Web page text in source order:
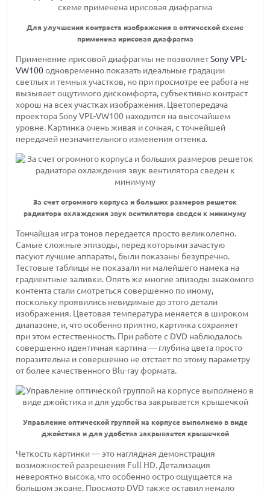
Для улучшения контраста изображения в оптической схеме
применена ирисовая диафрагма
Применение ирисовой диафрагмы не позволяетSony VPL-
VW100одновременно показать идеальные градации
светлых и темных участков, но при просмотре ее работа не
вызывает ощутимого дискомфорта, субъективно контраст
хорош на всех участках изображения. Цветопередача
проектора Sony VPL-VW100 находится на высочайшем
уровне. Картинка очень живая и сочная, с точнейшей
передачей незначительного изменения оттенка.
За счет огромного корпуса и больших размеров решеток
радиатора охлаждения звук вентилятора сведен к минимуму
Тончайшая игра тонов передается просто великолепно.
Самые сложные эпизоды, перед которыми зачастую
пасуют лучшие аппараты, были показаны безупречно.
Тестовые таблицы не показали ни малейшего намека на
градиентные заливки. Опять же многие эпизоды знакомого
контента стали смотреться совершенно по иному,
поскольку проявились невидимые до этого детали
изображения. Цветовая температура меняется в широком
диапазоне, и, что особенно приятно, картинка сохраняет
при этом естественность. При работе с DVD наблюдалось
совершенно идентичная картина — глубина цвета просто
поразительна и совершенно не отстает по этому параметру
от более качественного Blu-ray формата.
Управление оптической группой на корпусе выполнено в виде
джойстика и для удобства закрывается крышечкой
Четкость картинки — это наглядная демонстрация
возможностей разрешения Full HD. Детализация
невероятно высока, что особенно остро ощущается на
большом экране. Просмотр DVD также оставил немало